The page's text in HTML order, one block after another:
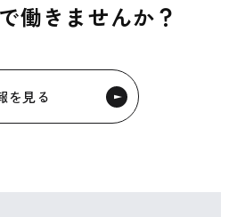
働きませんか？
を見る